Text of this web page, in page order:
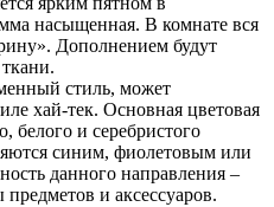
насыщенная. В комнате вся
Дополнением будут
стиль, может
хай-тек. Основная цветовая
белого и серебристого
синим, фиолетовым или
данного направления –
и аксессуаров.